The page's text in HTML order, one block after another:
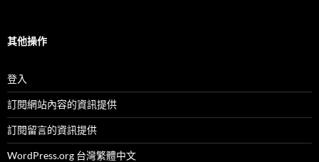
字:
其他操作
登入
訂閱網站內容的資訊提供
訂閱留言的資訊提供
WordPress.org 台灣繁體中文